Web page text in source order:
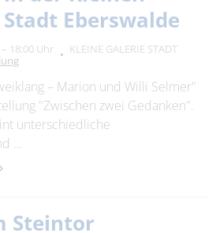
Eberswalde
18:00 Uhr
KLEINE GALERIE STADT
– Marion und Willi Selmer"
"Zwischen zwei Gedanken".
unterschiedliche
…
Steintor